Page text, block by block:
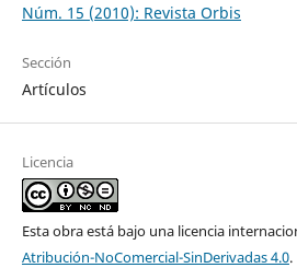
Núm. 15 (2010): Revista Orbis
Sección
Artículos
Licencia
Esta obra está bajo una licencia
Atribución-NoComercial-SinDerivadas 4.0.